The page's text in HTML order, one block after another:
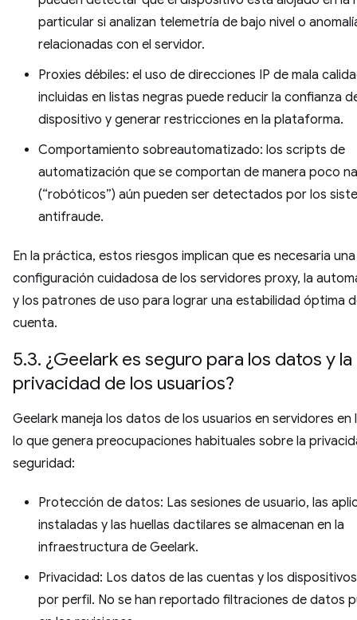
particular si analizan telemetría de bajo nivel o
relacionadas con el servidor.
Proxies débiles: el uso de direcciones IP de mala
incluidas en listas negras puede reducir la confianza
dispositivo y generar restricciones en la plataforma.
Comportamiento sobreautomatizado: los scripts de
automatización que se comportan de manera poco
(“robóticos”) aún pueden ser detectados por los
antifraude.
En la práctica, estos riesgos implican que es necesaria una
configuración cuidadosa de los servidores proxy, la
y los patrones de uso para lograr una estabilidad óptima
cuenta.
5.3. ¿Geelark es seguro para los datos y la
privacidad de los usuarios?
Geelark maneja los datos de los usuarios en servidores en
lo que genera preocupaciones habituales sobre la
seguridad:
Protección de datos: Las sesiones de usuario, las
instaladas y las huellas dactilares se almacenan en la
infraestructura de Geelark.
Privacidad: Los datos de las cuentas y los
por perfil. No se han reportado filtraciones de datos